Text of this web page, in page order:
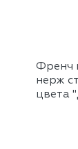
Френч
нерж
цвета